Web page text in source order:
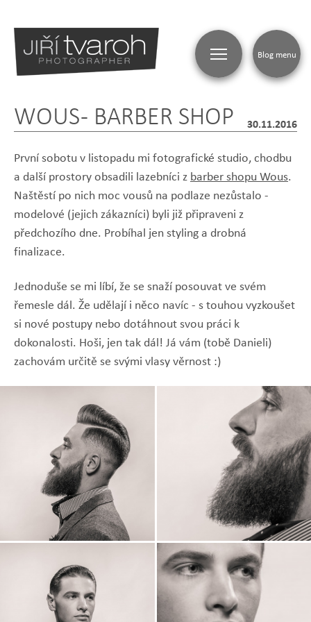
WOUS - BARBER SHOP 30.11.2016
První sobotu v listopadu mi fotografické studio, chodbu
a další prostory obsadili lazebníci z barber shopu Wous.
Naštěstí po nich moc vousů na podlaze nezůstalo -
modelové (jejich zákazníci) byli již připraveni z
předchozího dne. Probíhal jen styling a drobná
finalizace.
Jednoduše se mi líbí, že se snaží posouvat ve svém
řemesle dál. Že udělají i něco navíc - s touhou vyzkoušet
si nové postupy nebo dotáhnout svou práci k
dokonalosti. Hoši, jen tak dál! Já vám (tobě Danieli)
zachovám určitě se svými vlasy věrnost :)
Zobrazit
fotografii
Blog menu